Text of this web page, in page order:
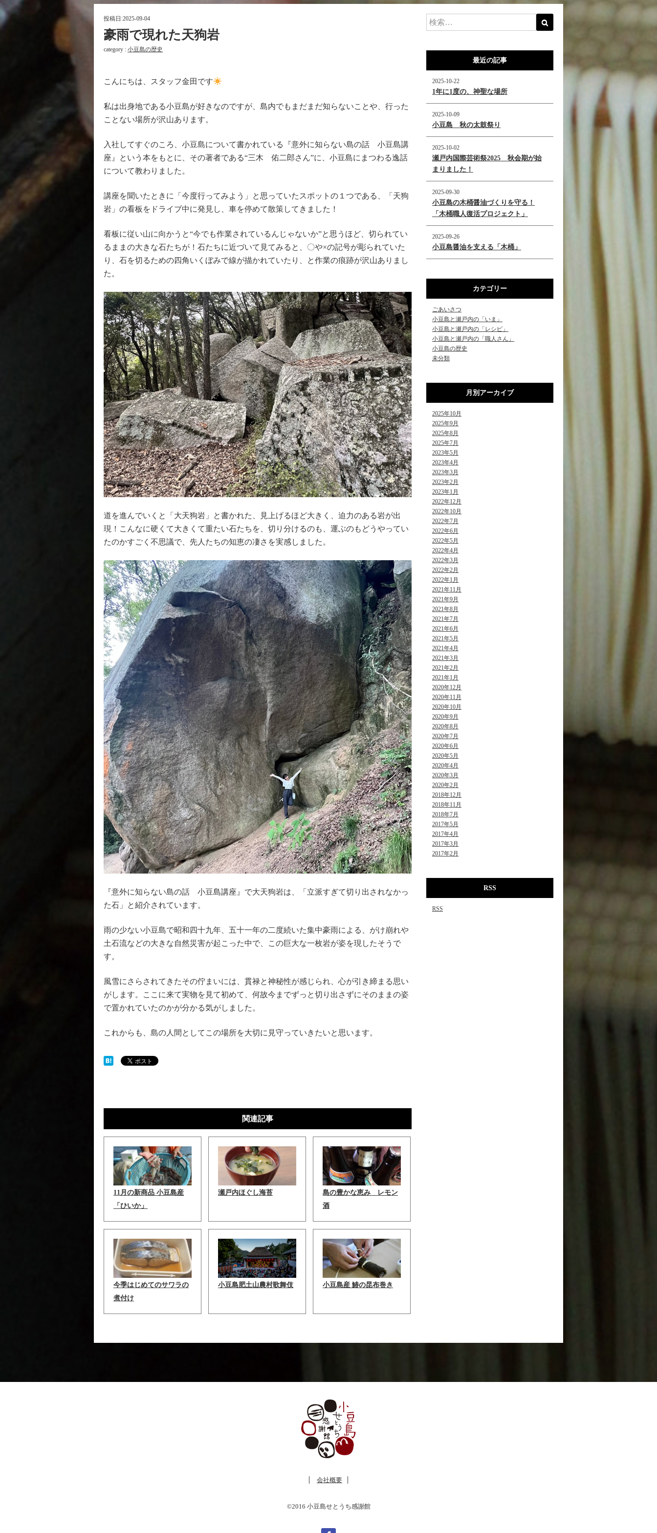
投稿日:2025-09-04
豪雨で現れた天狗岩
category : 小豆島の歴史
こんにちは、スタッフ金田です
私は出身地である小豆島が好きなのですが、島内でもまだまだ知らないことや、行った
ことない場所が沢山あります。
入社してすぐのころ、小豆島について書かれている『意外に知らない島の話 小豆島講
座』という本をもとに、その著者である“三木 佑二郎さん”に、小豆島にまつわる逸話
について教わりました。
講座を聞いたときに「今度行ってみよう」と思っていたスポットの１つである、「天狗
岩」の看板をドライブ中に発見し、車を停めて散策してきました！
看板に従い山に向かうと“今でも作業されているんじゃないか”と思うほど、切られてい
るままの大きな石たちが！石たちに近づいて見てみると、〇や×の記号が彫られていた
り、石を切るための四角いくぼみで線が描かれていたり、と作業の痕跡が沢山ありまし
た。
道を進んでいくと「大天狗岩」と書かれた、見上げるほど大きく、迫力のある岩が出
現！こんなに硬くて大きくて重たい石たちを、切り分けるのも、運ぶのもどうやってい
たのかすごく不思議で、先人たちの知恵の凄さを実感しました。
『意外に知らない島の話 小豆島講座』で大天狗岩は、「立派すぎて切り出されなかっ
た石」と紹介されています。
雨の少ない小豆島で昭和四十九年、五十一年の二度続いた集中豪雨による、がけ崩れや
土石流などの大きな自然災害が起こった中で、この巨大な一枚岩が姿を現したそうで
す。
風雪にさらされてきたその佇まいには、貫禄と神秘性が感じられ、心が引き締まる思い
がします。ここに来て実物を見て初めて、何故今までずっと切り出さずにそのままの姿
で置かれていたのかが分かる気がしました。
これからも、島の人間としてこの場所を大切に見守っていきたいと思います。
関連記事
11月の新商品 小豆島産
「ひいか」
瀬戸内ほぐし海苔
島の豊かな恵み レモン
酒
今季はじめてのサワラの
煮付け
小豆島肥土山農村歌舞伎 小豆島産 鰆の昆布巻き
最近の記事
2025-10-22
1年に1度の、神聖な場所
2025-10-09
小豆島 秋の太鼓祭り
2025-10-02
瀬戸内国際芸術祭2025 秋会期が始
まりました！
2025-09-30
小豆島の木桶醤油づくりを守る！
「木桶職人復活プロジェクト」
2025-09-26
小豆島醤油を支える「木桶」
カテゴリー
ごあいさつ
小豆島と瀬戸内の「いま」
小豆島と瀬戸内の「レシピ」
小豆島と瀬戸内の「職人さん」
小豆島の歴史
未分類
月別アーカイブ
2025年10月
2025年9月
2025年8月
2025年7月
2023年5月
2023年4月
2023年3月
2023年2月
2023年1月
2022年12月
2022年10月
2022年7月
2022年6月
2022年5月
2022年4月
2022年3月
2022年2月
2022年1月
2021年11月
2021年9月
2021年8月
2021年7月
2021年6月
2021年5月
2021年4月
2021年3月
2021年2月
2021年1月
2020年12月
2020年11月
2020年10月
2020年9月
2020年8月
2020年7月
2020年6月
2020年5月
2020年4月
2020年3月
2020年2月
2018年12月
2018年11月
2018年7月
2017年5月
2017年4月
2017年3月
2017年2月
RSS
RSS
会社概要
©2016 小豆島せとうち感謝館